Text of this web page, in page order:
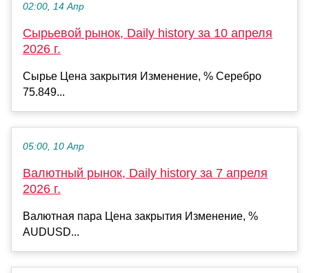
02:00, 14 Апр
Сырьевой рынок, Daily history за 10 апреля
2026 г.
Сырье Цена закрытия Изменение, % Серебро
75.849...
05:00, 10 Апр
Валютный рынок, Daily history за 7 апреля
2026 г.
Валютная пара Цена закрытия Изменение, %
AUDUSD...